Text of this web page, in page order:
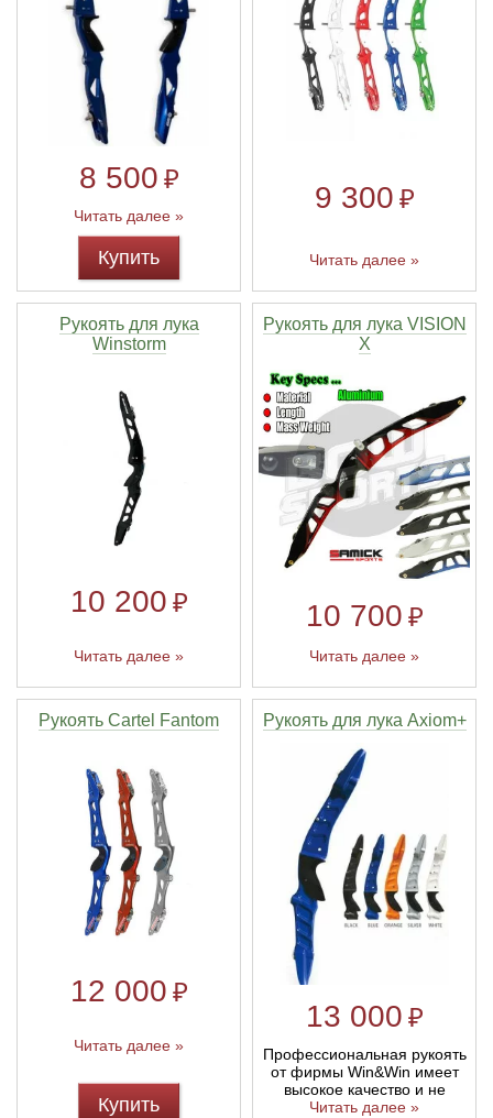
8 500 ₽
Читать далее »
Купить
9 300 ₽
Читать далее »
Рукоять для лука
Winstorm
10 200 ₽
Читать далее »
Рукоять для лука VISION
X
10 700 ₽
Читать далее »
Рукоять Cartel Fantom
12 000 ₽
Читать далее »
Купить
Рукоять для лука Axiom+
13 000 ₽
Профессиональная рукоять
от фирмы Win&Win имеет
высокое качество и не
Читать далее »